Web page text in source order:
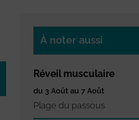
À noter aussi
Réveil musculaire
du 3 Août au 7 Août
Plage du passous